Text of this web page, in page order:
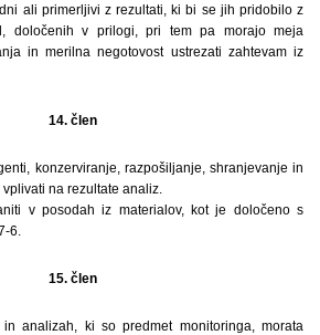
ali primerljivi z rezultati, ki bi se jih pridobilo z
določenih v prilogi, pri tem pa morajo meja
in merilna negotovost ustrezati zahtevam iz
14. člen
konzerviranje, razpošiljanje, shranjevanje in
na rezultate analiz.
v posodah iz materialov, kot je določeno s
6.
15. člen
analizah, ki so predmet monitoringa, morata